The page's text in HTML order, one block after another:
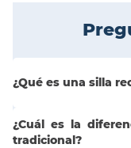
¿Qué es una silla
¿Cuál es la
tradicional?